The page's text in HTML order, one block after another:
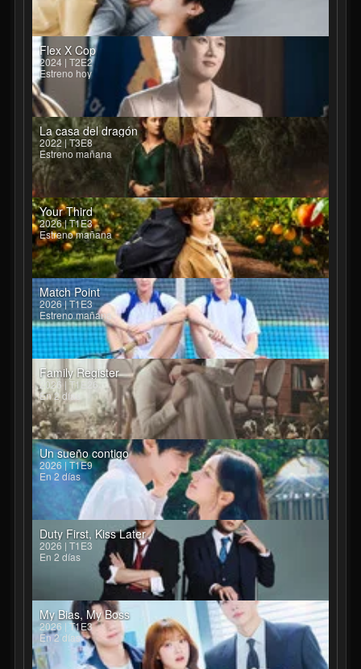
Flex X Cop
2024 | T2E2
Estreno hoy
La casa del dragón
2022 | T3E8
Estreno mañana
Your Third
2026 | T1E3
Estreno mañana
Match Point
2026 | T1E3
Estreno mañana
Family Register
2026 | T1E26
En 2 días
Un sueño contigo
2026 | T1E9
En 2 días
Duty First, Kiss Later
2026 | T1E3
En 2 días
My Bias, My Boss
2026 | T1E3
En 2 días